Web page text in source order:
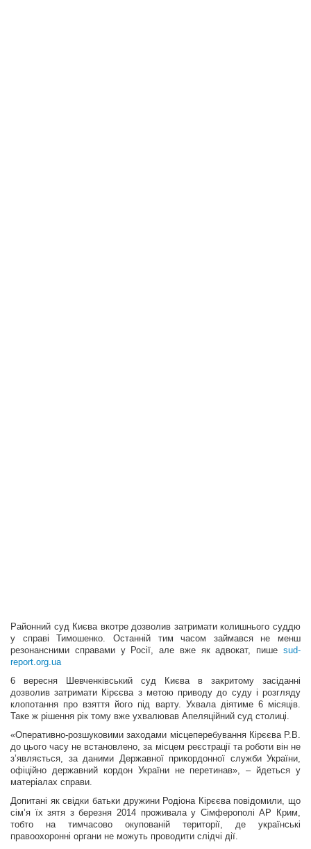
Районний суд Києва вкотре дозволив затримати колишнього суддю
у справі Тимошенко. Останній тим часом займався не менш
резонансними справами у Росії, але вже як адвокат, пише sud-
report.org.ua
6 вересня Шевченківський суд Києва в закритому засіданні
дозволив затримати Кірєєва з метою приводу до суду і розгляду
клопотання про взяття його під варту. Ухвала діятиме 6 місяців.
Таке ж рішення рік тому вже ухвалював Апеляційний суд столиці.
«Оперативно-розшуковими заходами місцеперебування Кірєєва Р.В.
до цього часу не встановлено, за місцем реєстрації та роботи він не
з’являється, за даними Державної прикордонної служби України,
офіційно державний кордон України не перетинав», – йдеться у
матеріалах справи.
Допитані як свідки батьки дружини Родіона Кірєєва повідомили, що
сім’я їх зятя з березня 2014 проживала у Сімферополі АР Крим,
тобто на тимчасово окупованій території, де українські
правоохоронні органи не можуть проводити слідчі дії.